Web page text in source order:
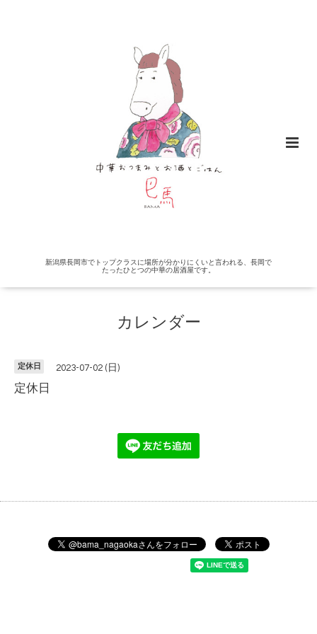
新潟県長岡市でトップクラスに場所が分かりにくいと言われる、長岡で
たったひとつの中華の居酒屋です。
カレンダー
定休日 2023-07-02 (日)
定休日